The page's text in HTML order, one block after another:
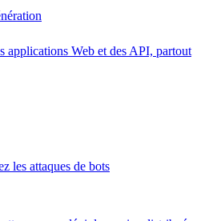
applications Web et des API, partout
les attaques de bots